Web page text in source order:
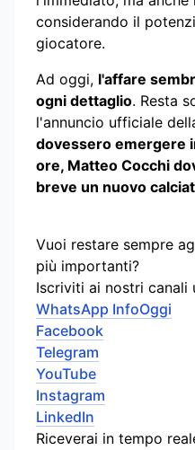
considerando il
giocatore.
Ad oggi, l'affare
ogni dettaglio. Resta
l'annuncio ufficiale
dovessero emergere
ore, Matteo Cocchi
breve un nuovo
Vuoi restare sempre
più importanti?
Iscriviti ai nostri canali
WhatsApp InfoOggi
Facebook
Telegram
YouTube
Instagram
LinkedIn
Riceverai in tempo